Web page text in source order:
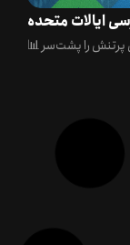
ایالات متحده